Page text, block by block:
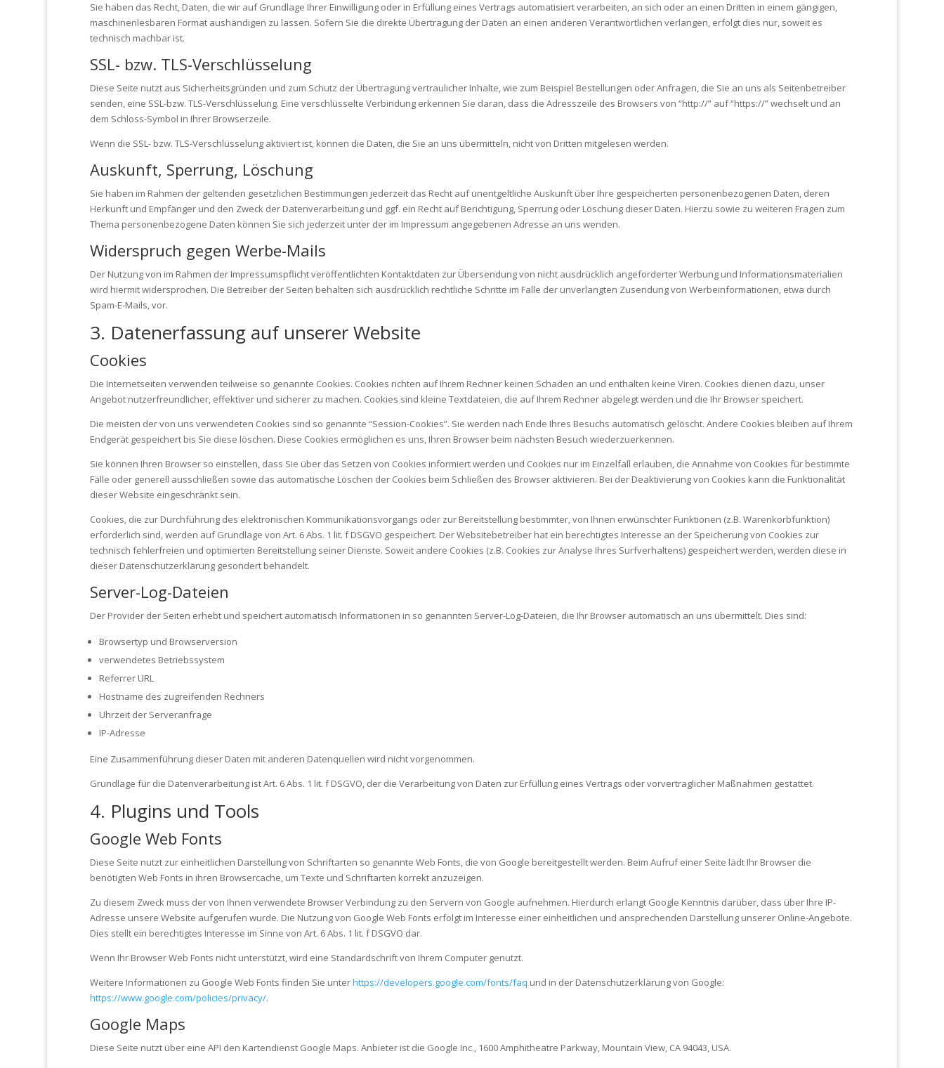
Sie haben das Recht, Daten, die wir auf Grundlage Ihrer Einwilligung oder in Erfüllung eines Vertrags automatisiert verarbeiten, an sich oder an einen Dritten in einem gängigen,
maschinenlesbaren Format aushändigen zu lassen. Sofern Sie die direkte Übertragung der Daten an einen anderen Verantwortlichen verlangen, erfolgt dies nur, soweit es
technisch machbar ist.
SSL- bzw. TLS-Verschlüsselung
Diese Seite nutzt aus Sicherheitsgründen und zum Schutz der Übertragung vertraulicher Inhalte, wie zum Beispiel Bestellungen oder Anfragen, die Sie an uns als Seitenbetreiber
senden, eine SSL-bzw. TLS-Verschlüsselung. Eine verschlüsselte Verbindung erkennen Sie daran, dass die Adresszeile des Browsers von “http://” auf “https://” wechselt und an
dem Schloss-Symbol in Ihrer Browserzeile.
Wenn die SSL- bzw. TLS-Verschlüsselung aktiviert ist, können die Daten, die Sie an uns übermitteln, nicht von Dritten mitgelesen werden.
Auskunft, Sperrung, Löschung
Sie haben im Rahmen der geltenden gesetzlichen Bestimmungen jederzeit das Recht auf unentgeltliche Auskunft über Ihre gespeicherten personenbezogenen Daten, deren
Herkunft und Empfänger und den Zweck der Datenverarbeitung und ggf. ein Recht auf Berichtigung, Sperrung oder Löschung dieser Daten. Hierzu sowie zu weiteren Fragen zum
Thema personenbezogene Daten können Sie sich jederzeit unter der im Impressum angegebenen Adresse an uns wenden.
Widerspruch gegen Werbe-Mails
Der Nutzung von im Rahmen der Impressumspflicht veröffentlichten Kontaktdaten zur Übersendung von nicht ausdrücklich angeforderter Werbung und Informationsmaterialien
wird hiermit widersprochen. Die Betreiber der Seiten behalten sich ausdrücklich rechtliche Schritte im Falle der unverlangten Zusendung von Werbeinformationen, etwa durch
Spam-E-Mails, vor.
3. Datenerfassung auf unserer Website
Cookies
Die Internetseiten verwenden teilweise so genannte Cookies. Cookies richten auf Ihrem Rechner keinen Schaden an und enthalten keine Viren. Cookies dienen dazu, unser
Angebot nutzerfreundlicher, effektiver und sicherer zu machen. Cookies sind kleine Textdateien, die auf Ihrem Rechner abgelegt werden und die Ihr Browser speichert.
Die meisten der von uns verwendeten Cookies sind so genannte “Session-Cookies”. Sie werden nach Ende Ihres Besuchs automatisch gelöscht. Andere Cookies bleiben auf Ihrem
Endgerät gespeichert bis Sie diese löschen. Diese Cookies ermöglichen es uns, Ihren Browser beim nächsten Besuch wiederzuerkennen.
Sie können Ihren Browser so einstellen, dass Sie über das Setzen von Cookies informiert werden und Cookies nur im Einzelfall erlauben, die Annahme von Cookies für bestimmte
Fälle oder generell ausschließen sowie das automatische Löschen der Cookies beim Schließen des Browser aktivieren. Bei der Deaktivierung von Cookies kann die Funktionalität
dieser Website eingeschränkt sein.
Cookies, die zur Durchführung des elektronischen Kommunikationsvorgangs oder zur Bereitstellung bestimmter, von Ihnen erwünschter Funktionen (z.B. Warenkorbfunktion)
erforderlich sind, werden auf Grundlage von Art. 6 Abs. 1 lit. f DSGVO gespeichert. Der Websitebetreiber hat ein berechtigtes Interesse an der Speicherung von Cookies zur
technisch fehlerfreien und optimierten Bereitstellung seiner Dienste. Soweit andere Cookies (z.B. Cookies zur Analyse Ihres Surfverhaltens) gespeichert werden, werden diese in
dieser Datenschutzerklärung gesondert behandelt.
Server-Log-Dateien
Der Provider der Seiten erhebt und speichert automatisch Informationen in so genannten Server-Log-Dateien, die Ihr Browser automatisch an uns übermittelt. Dies sind:
Browsertyp und Browserversion
verwendetes Betriebssystem
Referrer URL
Hostname des zugreifenden Rechners
Uhrzeit der Serveranfrage
IP-Adresse
Eine Zusammenführung dieser Daten mit anderen Datenquellen wird nicht vorgenommen.
Grundlage für die Datenverarbeitung ist Art. 6 Abs. 1 lit. f DSGVO, der die Verarbeitung von Daten zur Erfüllung eines Vertrags oder vorvertraglicher Maßnahmen gestattet.
4. Plugins und Tools
Google Web Fonts
Diese Seite nutzt zur einheitlichen Darstellung von Schriftarten so genannte Web Fonts, die von Google bereitgestellt werden. Beim Aufruf einer Seite lädt Ihr Browser die
benötigten Web Fonts in ihren Browsercache, um Texte und Schriftarten korrekt anzuzeigen.
Zu diesem Zweck muss der von Ihnen verwendete Browser Verbindung zu den Servern von Google aufnehmen. Hierdurch erlangt Google Kenntnis darüber, dass über Ihre IP-
Adresse unsere Website aufgerufen wurde. Die Nutzung von Google Web Fonts erfolgt im Interesse einer einheitlichen und ansprechenden Darstellung unserer Online-Angebote.
Dies stellt ein berechtigtes Interesse im Sinne von Art. 6 Abs. 1 lit. f DSGVO dar.
Wenn Ihr Browser Web Fonts nicht unterstützt, wird eine Standardschrift von Ihrem Computer genutzt.
Weitere Informationen zu Google Web Fonts finden Sie unterhttps://developers.google.com/fonts/faq und in der Datenschutzerklärung von Google:
https://www.google.com/policies/privacy/.
Google Maps
Diese Seite nutzt über eine API den Kartendienst Google Maps. Anbieter ist die Google Inc., 1600 Amphitheatre Parkway, Mountain View, CA 94043, USA.